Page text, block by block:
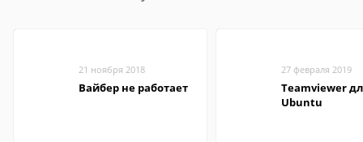
21 ноября 2018
Вайбер не работает
27 февраля 2019
Teamviewer
Ubuntu